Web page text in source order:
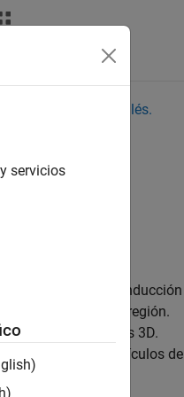
versión en inglés.
sistemas de conducción
específicas de la región.
y otros modelos 3D.
las rutas de los vehículos de
servicios